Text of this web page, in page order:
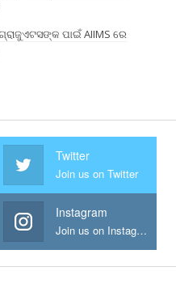
ଗ୍ରାଜୁଏଟସଙ୍କ ପାଇଁ AIIMS ରେ
Twitter
Join us on Twitter
Instagram
Join us on Instagram